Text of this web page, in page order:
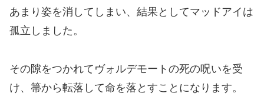
あまり姿を消してしまい、結果としてマッドアイは
孤立しました。
その隙をつかれてヴォルデモートの死の呪いを受
け、箒から転落して命を落とすことになります。